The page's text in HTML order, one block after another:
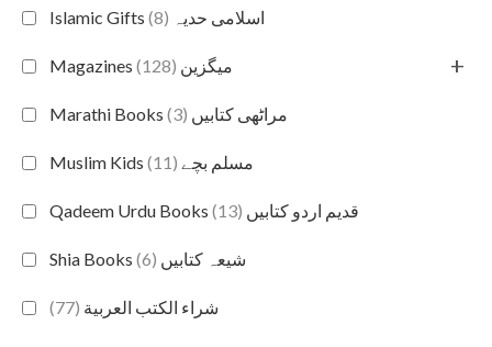
Islamic Gifts اسلامی حدیہ (8)
Magazines میگزین (128) +
Marathi Books مراٹھی کتابیں (3)
Muslim Kids مسلم بچے (11)
Qadeem Urdu Books قدیم اردو کتابیں (13)
Shia Books شیعہ کتابیں (6)
شراء الكتب العربية (77)